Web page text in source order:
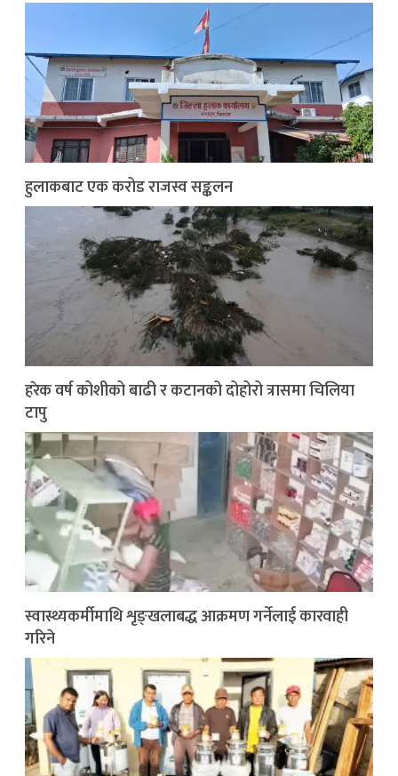
हुलाकबाट एक करोड राजस्व सङ्कलन
हरेक वर्ष कोशीको बाढी र कटानको दोहोरो त्रासमा चिलिया
टापु
स्वास्थ्यकर्मीमाथि शृङ्खलाबद्ध आक्रमण गर्नेलाई कारवाही
गरिने